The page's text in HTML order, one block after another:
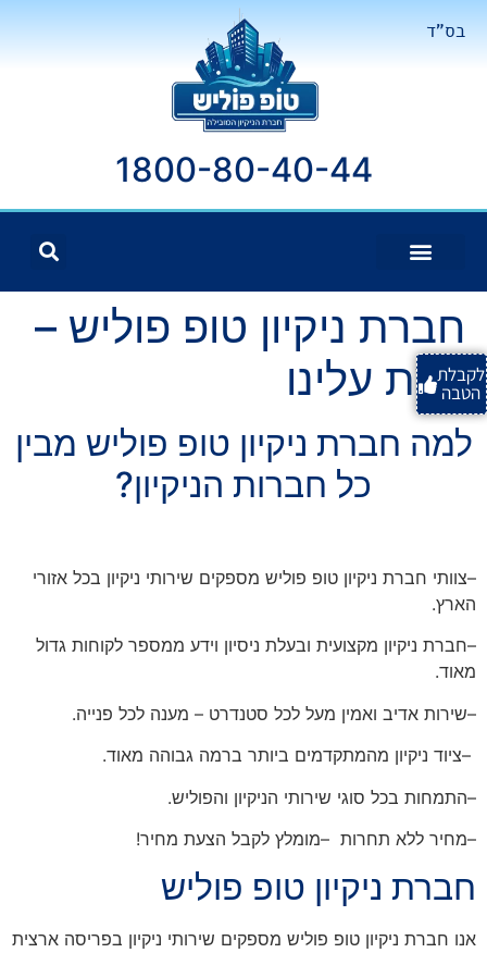
בס"ד
1800-80-40-44
לקבלת
הטבה
חברת ניקיון טופ פוליש –
קצת עלינו
למה חברת ניקיון טופ פוליש מבין
כל חברות הניקיון?
–צוותי חברת ניקיון טופ פוליש מספקים שירותי ניקיון בכל אזורי
הארץ.
–חברת ניקיון מקצועית ובעלת ניסיון וידע ממספר לקוחות גדול
מאוד.
–שירות אדיב ואמין מעל לכל סטנדרט – מענה לכל פנייה.
–ציוד ניקיון מהמתקדמים ביותר ברמה גבוהה מאוד.
–התמחות בכל סוגי שירותי הניקיון והפוליש.
–מחיר ללא תחרות –מומלץ לקבל הצעת מחיר!
חברת ניקיון טופ פוליש
אנו חברת ניקיון טופ פוליש מספקים שירותי ניקיון בפריסה ארצית